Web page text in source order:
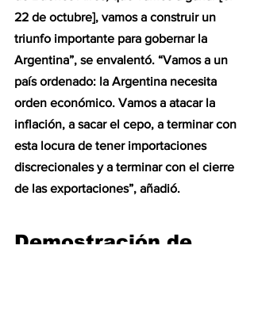
22 de octubre], vamos a construir un
triunfo importante para gobernar la
Argentina”, se envalentó. “Vamos a un
país ordenado: la Argentina necesita
orden económico. Vamos a atacar la
inflación, a sacar el cepo, a terminar con
esta locura de tener importaciones
discrecionales y a terminar con el cierre
de las exportaciones”, añadió.
Demostración de